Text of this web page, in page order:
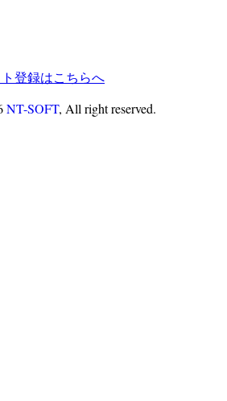
登録はこちらへ
NT-SOFT, All right reserved.